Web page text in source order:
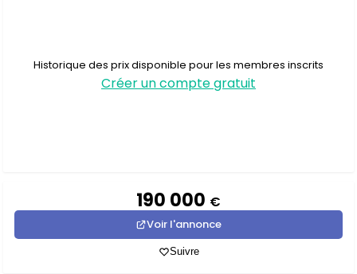
Historique des prix disponible pour les membres inscrits
Créer un compte gratuit
190 000 €
Voir l'annonce
Suivre